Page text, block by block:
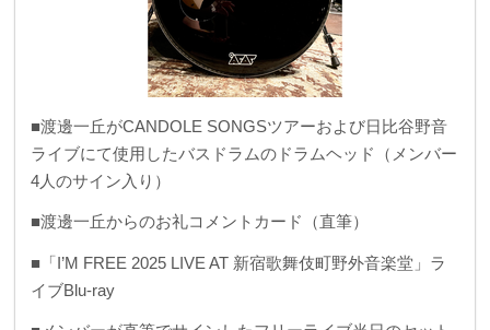
■渡邊一丘がCANDOLE SONGSツアーおよび日比谷野音
ライブにて使用したバスドラムのドラムヘッド（メンバー
4人のサイン入り）
■渡邊一丘からのお礼コメントカード（直筆）
■「I’M FREE 2025 LIVE AT 新宿歌舞伎町野外音楽堂」ラ
イブBlu-ray